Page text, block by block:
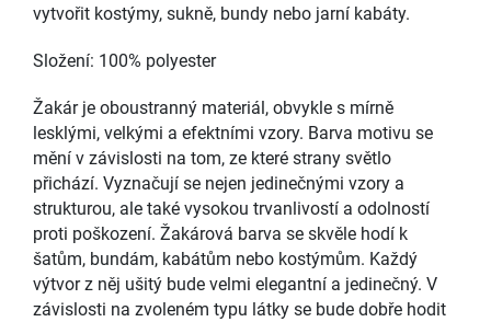
vytvořit kostýmy, sukně, bundy nebo jarní kabáty.
Složení: 100% polyester
Žakár je oboustranný materiál, obvykle s mírně
lesklými, velkými a efektními vzory. Barva motivu se
mění v závislosti na tom, ze které strany světlo
přichází. Vyznačují se nejen jedinečnými vzory a
strukturou, ale také vysokou trvanlivostí a odolností
proti poškození. Žakárová barva se skvěle hodí k
šatům, bundám, kabátům nebo kostýmům. Každý
výtvor z něj ušitý bude velmi elegantní a jedinečný. V
závislosti na zvoleném typu látky se bude dobře hodit